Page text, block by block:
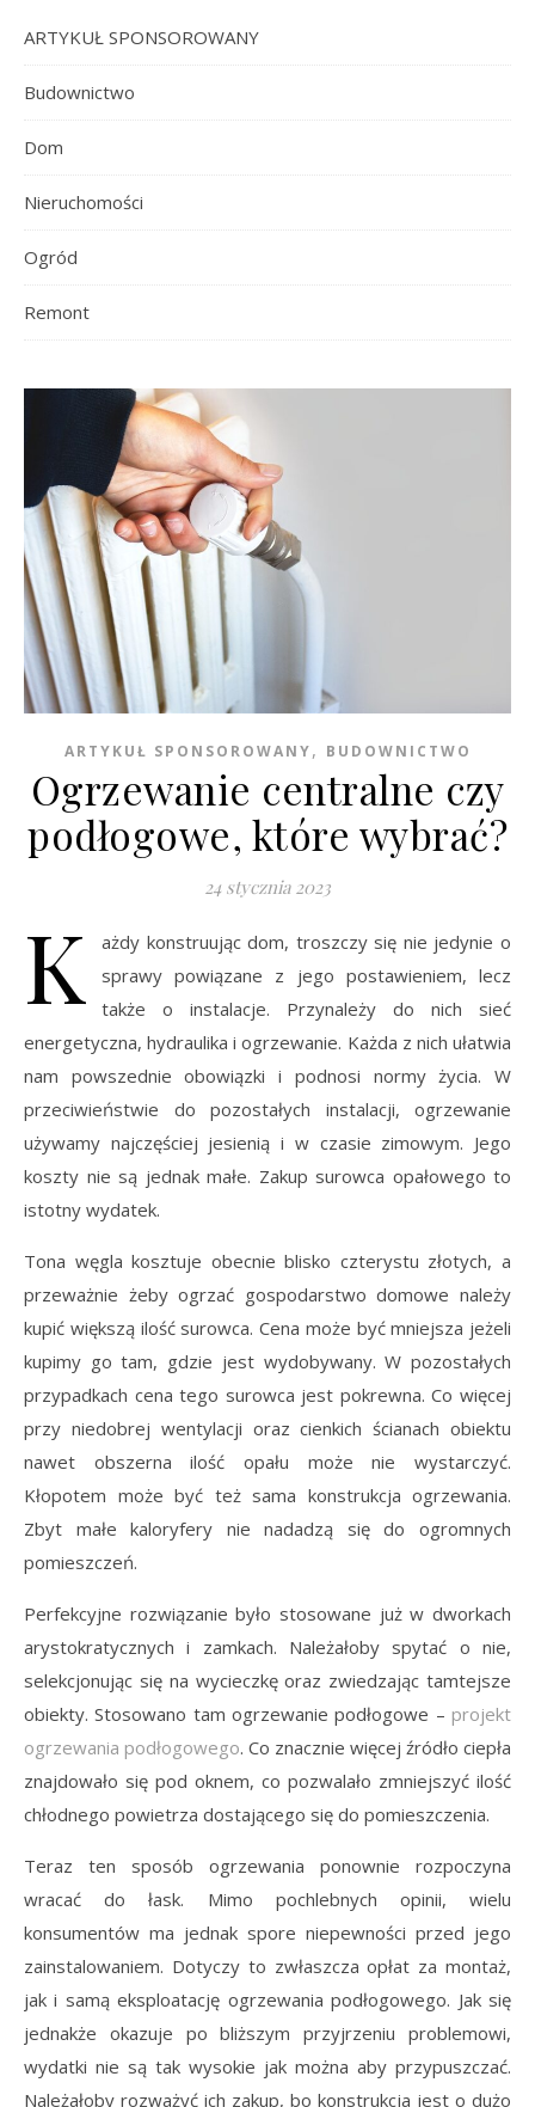
ARTYKUŁ SPONSOROWANY
Budownictwo
Dom
Nieruchomości
Ogród
Remont
ARTYKUŁ SPONSOROWANY, BUDOWNICTWO
Ogrzewanie centralne czy
podłogowe, które wybrać?
24 stycznia 2023
K
ażdy konstruując dom, troszczy się nie jedynie o
sprawy powiązane z jego postawieniem, lecz
także o instalacje. Przynależy do nich sieć
energetyczna, hydraulika i ogrzewanie. Każda z nich ułatwia
nam powszednie obowiązki i podnosi normy życia. W
przeciwieństwie do pozostałych instalacji, ogrzewanie
używamy najczęściej jesienią i w czasie zimowym. Jego
koszty nie są jednak małe. Zakup surowca opałowego to
istotny wydatek.
Tona węgla kosztuje obecnie blisko czterystu złotych, a
przeważnie żeby ogrzać gospodarstwo domowe należy
kupić większą ilość surowca. Cena może być mniejsza jeżeli
kupimy go tam, gdzie jest wydobywany. W pozostałych
przypadkach cena tego surowca jest pokrewna. Co więcej
przy niedobrej wentylacji oraz cienkich ścianach obiektu
nawet obszerna ilość opału może nie wystarczyć.
Kłopotem może być też sama konstrukcja ogrzewania.
Zbyt małe kaloryfery nie nadadzą się do ogromnych
pomieszczeń.
Perfekcyjne rozwiązanie było stosowane już w dworkach
arystokratycznych i zamkach. Należałoby spytać o nie,
selekcjonując się na wycieczkę oraz zwiedzając tamtejsze
obiekty. Stosowano tam ogrzewanie podłogowe – projekt
ogrzewania podłogowego. Co znacznie więcej źródło ciepła
znajdowało się pod oknem, co pozwalało zmniejszyć ilość
chłodnego powietrza dostającego się do pomieszczenia.
Teraz ten sposób ogrzewania ponownie rozpoczyna
wracać do łask. Mimo pochlebnych opinii, wielu
konsumentów ma jednak spore niepewności przed jego
zainstalowaniem. Dotyczy to zwłaszcza opłat za montaż,
jak i samą eksploatację ogrzewania podłogowego. Jak się
jednakże okazuje po bliższym przyjrzeniu problemowi,
wydatki nie są tak wysokie jak można aby przypuszczać.
Należałoby rozważyć ich zakup, bo konstrukcja jest o dużo